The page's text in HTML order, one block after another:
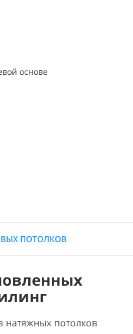
ПОТОЛКОВ
натяжных потолков